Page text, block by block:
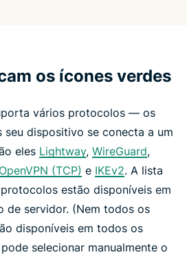
os ícones verdes
vários protocolos — os
seu dispositivo se conecta a um
eles Lightway, WireGuard,
(TCP) e IKEv2. A lista
estão disponíveis em
de servidor. (Nem todos os
disponíveis em todos os
selecionar manualmente o